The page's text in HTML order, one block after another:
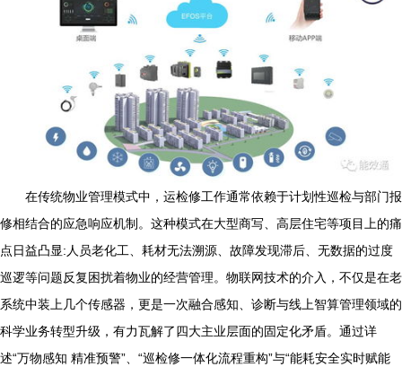
在传统物业管理模式中，运检修工作通常依赖于计划性巡检与部门报
修相结合的应急响应机制。这种模式在大型商写、高层住宅等项目上的痛
点日益凸显:人员老化工、耗材无法溯源、故障发现滞后、无数据的过度
巡逻等问题反复困扰着物业的经营管理。物联网技术的介入，不仅是在老
系统中装上几个传感器，更是一次融合感知、诊断与线上智算管理领域的
科学业务转型升级，有力瓦解了四大主业层面的固定化矛盾。通过详
述“万物感知 精准预警”、“巡检修一体化流程重构”与“能耗安全实时赋能